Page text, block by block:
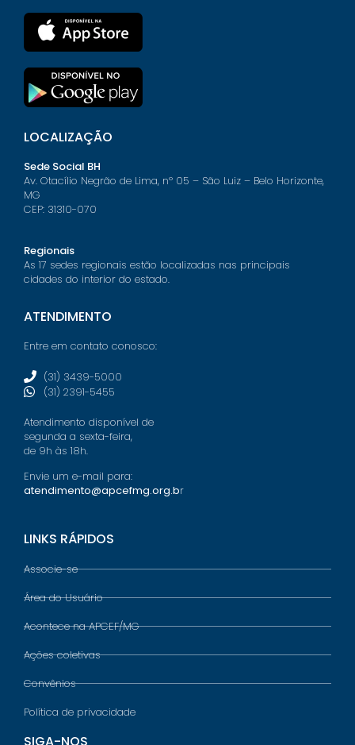
LOCALIZAÇÃO
Sede Social BH
Av. Otacílio Negrão de Lima, nº 05 – São Luiz – Belo Horizonte,
MG
CEP: 31310-070
Regionais
As 17 sedes regionais estão localizadas nas principais
cidades do interior do estado.
ATENDIMENTO
Entre em contato conosco:
(31) 3439-5000
(31) 2391-5455
Atendimento disponível de
segunda a sexta-feira,
de 9h às 18h.
Envie um e-mail para:
atendimento@apcefmg.org.br
LINKS RÁPIDOS
Associe-se
Área do Usuário
Acontece na APCEF/MG
Ações coletivas
Convênios
Política de privacidade